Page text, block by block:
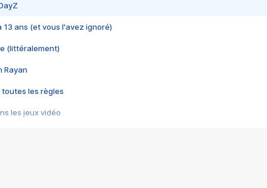
13 ans (et vous l'avez ignoré)
(littéralement)
Rayan
toutes les règles
les jeux vidéo